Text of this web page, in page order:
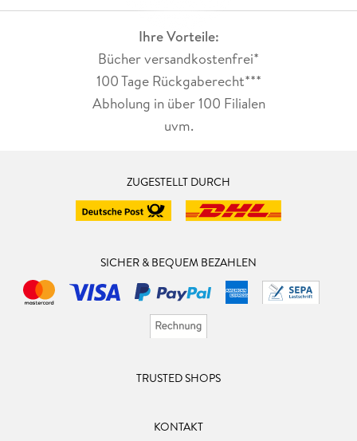
Ihre Vorteile:
Bücher versandkostenfrei*
100 Tage Rückgaberecht***
Abholung in über 100 Filialen
uvm.
ZUGESTELLT DURCH
SICHER & BEQUEM BEZAHLEN
TRUSTED SHOPS
KONTAKT